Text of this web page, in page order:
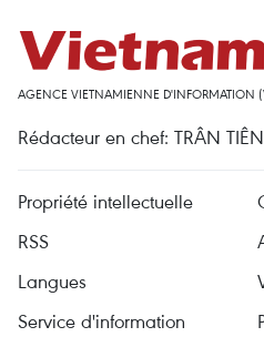
AGENCE VIETNAMIENNE D'INFORMATION
Rédacteur en chef: TRÂN
Propriété intellectuelle
RSS
Langues
Service d'information